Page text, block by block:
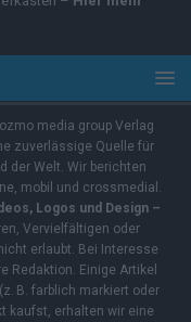
media group Verlag
zuverlässige Quelle für
der Welt. Wir berichten
mobil und crossmedial.
Logos und Design –
Vervielfältigen oder
erlaubt. Bei Interesse
Redaktion. Einige Artikel
B. farblich markiert oder
kaufst, erhalten wir eine